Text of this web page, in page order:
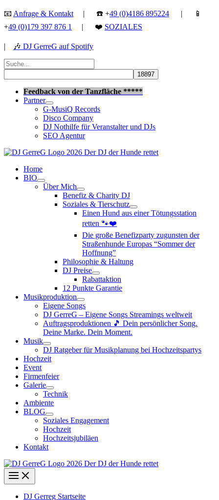
Zum
springen
📧 Anfrage & Kontakt | ☎️ +49 (0)4186 895224 | 📱
+49 (0)179 397 876 1 | ❤️ SOZIALES
| 🎶 DJ GerreG auf Spotify
Suchen
nach:
Feedback von der Tanzfläche *****
Partner
G-MusiQ Records
Disco Company
DJ Nothilfe für Veranstalter und DJs
SEO Agentur
Home
BIO
Über Mich
Benefiz & Charity DJ
Soziales & Tierschutz
Einen Hund aus einer Tötungsstation
retten 🐾❤️
Die große Benefizparty zugunsten der
Straßenhunde Europas “Sommer der
Hoffnung”
Philosophie & Haltung
DJ Preise
Rabattaktion
12 Punkte Garantie
Musikproduktion
Eigene Songs
DJ GerreG – Eigene Songs Streamings weltweit
Auftragsproduktionen 🎵 Dein persönlicher Song.
Deine Marke. Dein Moment.
Musik
DJ Ratgeber für Musikplanung bei Hochzeitspartys
Hochzeit
Event
Firmenfeier
Galerie
Technik
Ambiente
BLOG
Soziales Engagement
Hochzeit
Hochzeitsjubiläen
Kontakt
DJ Gerreg Startseite